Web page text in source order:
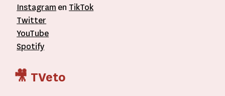
Instagram en TikTok
Twitter
YouTube
Spotify
🎥 TVeto